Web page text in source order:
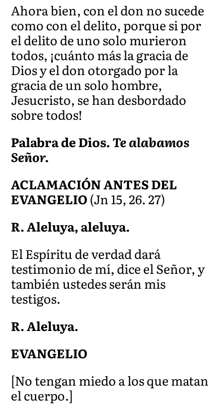
Ahora bien, con el don no sucede
como con el delito, porque si por
el delito de uno solo murieron
todos, ¡cuánto más la gracia de
Dios y el don otorgado por la
gracia de un solo hombre,
Jesucristo, se han desbordado
sobre todos!
Palabra de Dios.Te alabamos
Señor.
ACLAMACIÓN ANTES DEL
EVANGELIO(Jn 15, 26. 27)
R. Aleluya, aleluya.
El Espíritu de verdad dará
testimonio de mí, dice el Señor, y
también ustedes serán mis
testigos.
R. Aleluya.
EVANGELIO
[No tengan miedo a los que matan
el cuerpo.]